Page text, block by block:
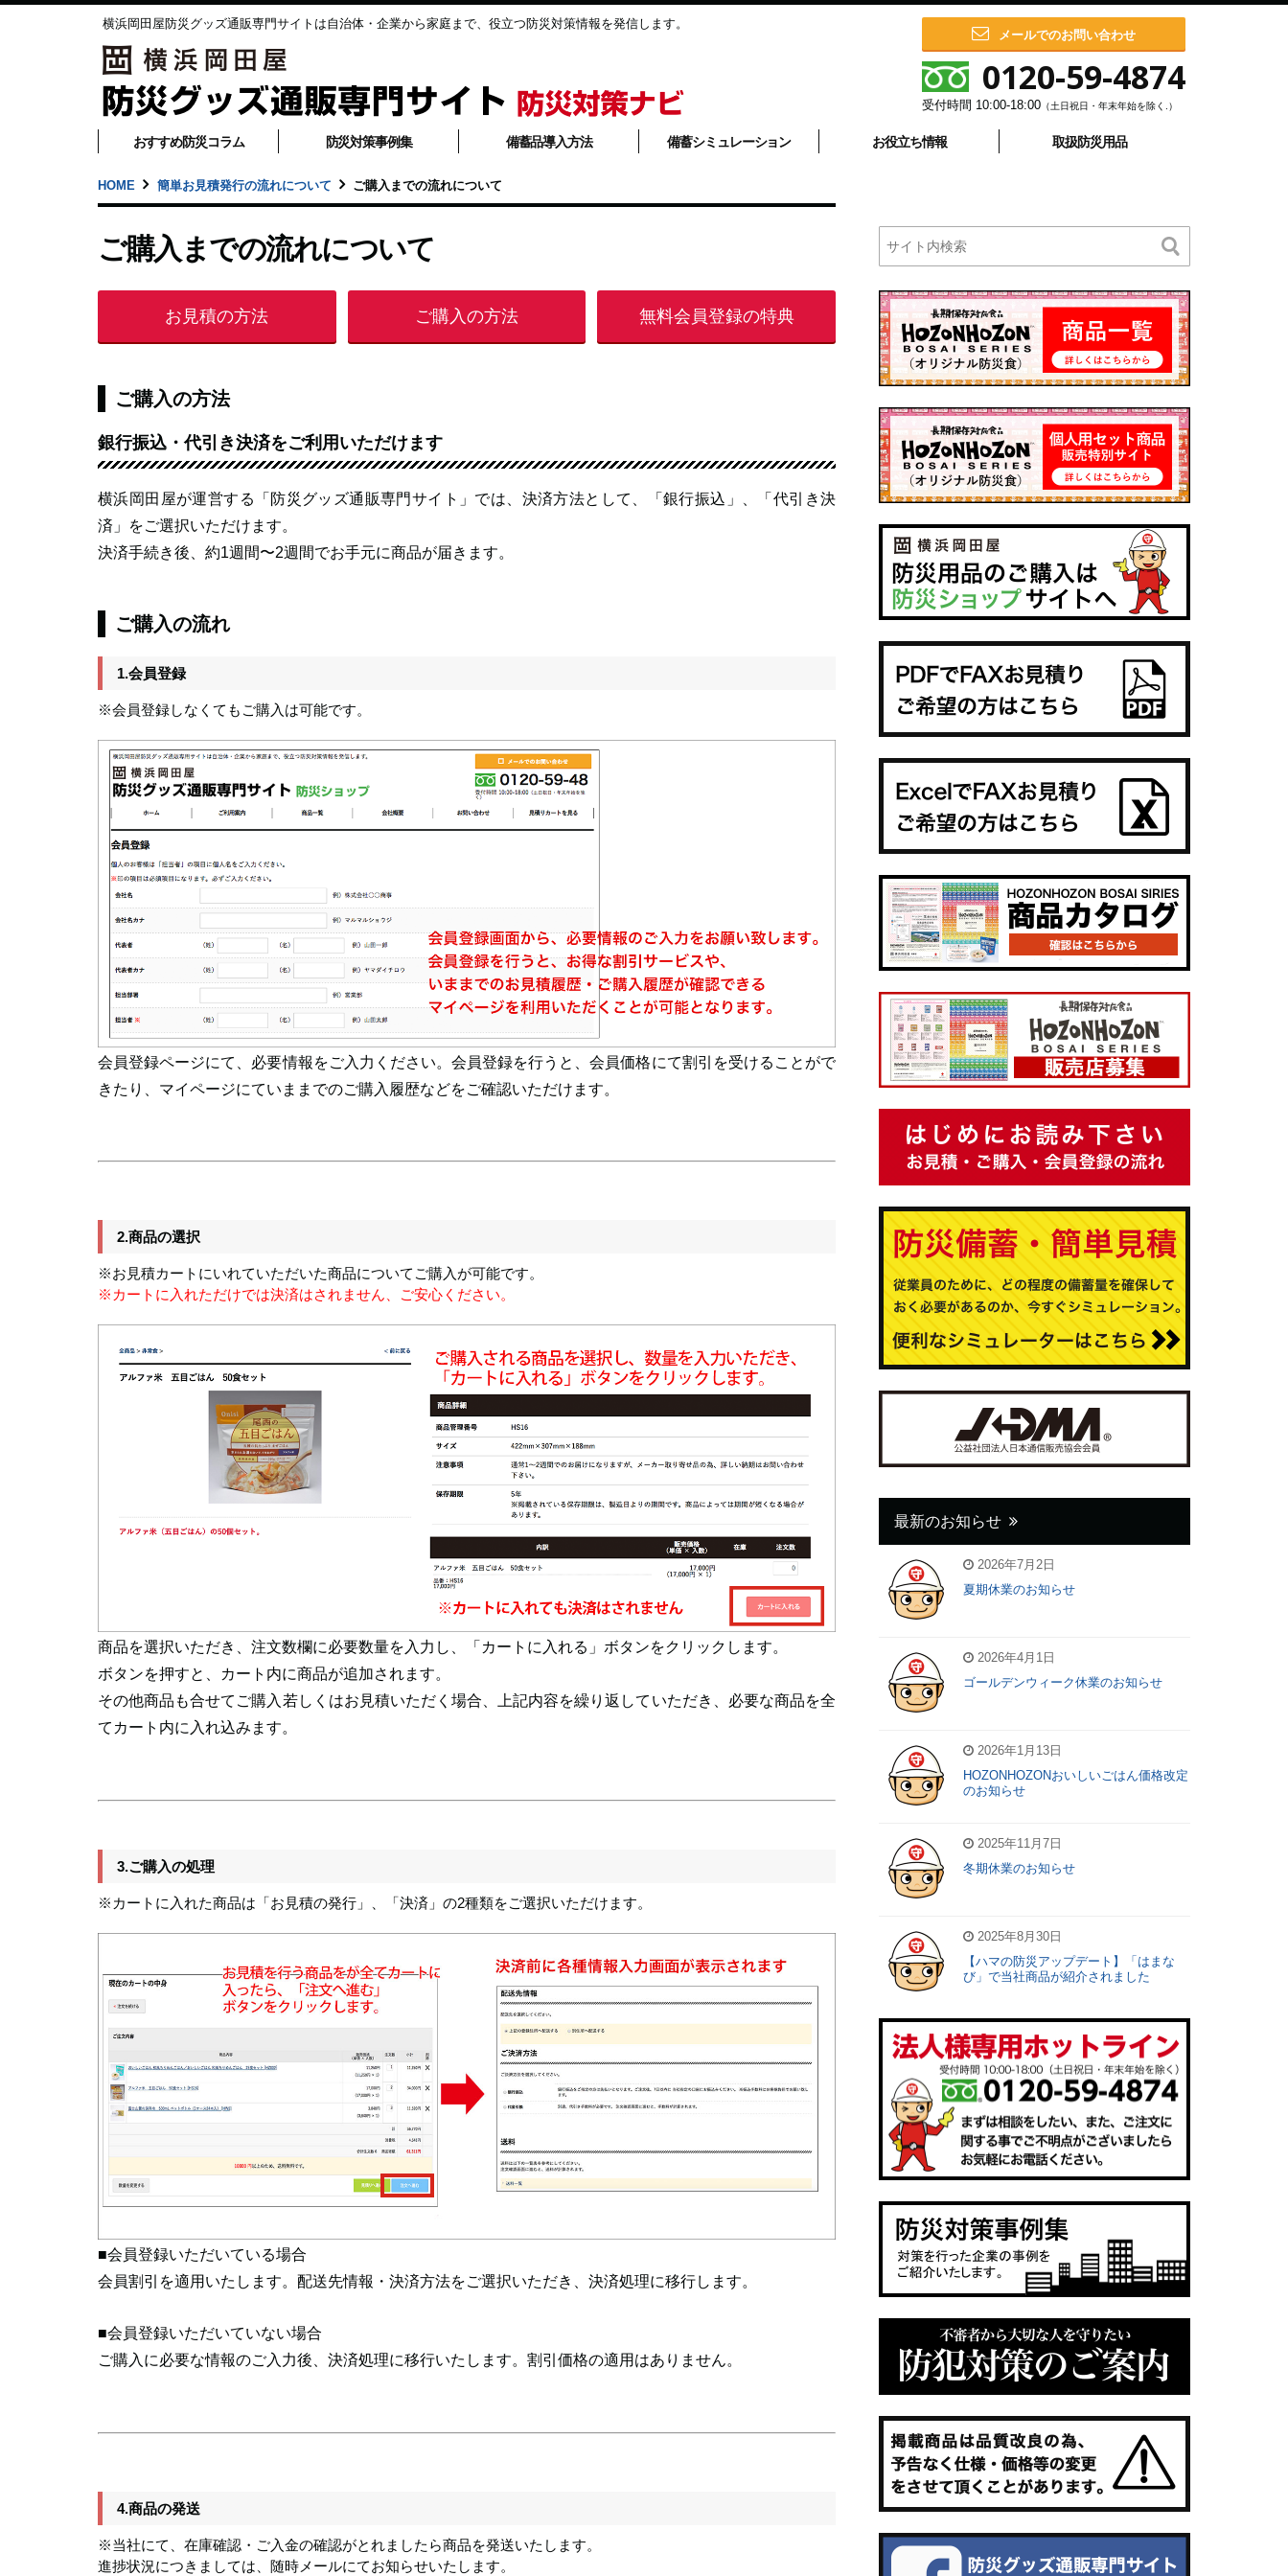
横浜岡田屋防災グッズ通販専門サイトは自治体・企業から家庭まで、役立つ防災対策情報を発信します。
メールでのお問い合わせ
0120-59-4874
受付時間 10:00-18:00 （土日祝日・年末年始を除く.）
おすすめ防災コラム 防災対策事例集 備蓄品導入方法 備蓄シミュレーション お役立ち情報 取扱防災用品
HOME 簡単お見積発行の流れについて ご購入までの流れについて
ご購入までの流れについて
お見積の方法 ご購入の方法 無料会員登録の特典
ご購入の方法
銀行振込・代引き決済をご利用いただけます
横浜岡田屋が運営する「防災グッズ通販専門サイト」では、決済方法として、「銀行振込」、「代引き決
済」をご選択いただけます。
決済手続き後、約1週間〜2週間でお手元に商品が届きます。
ご購入の流れ
1.会員登録
※会員登録しなくてもご購入は可能です。
会員登録ページにて、必要情報をご入力ください。会員登録を行うと、会員価格にて割引を受けることがで
きたり、マイページにていままでのご購入履歴などをご確認いただけます。
2.商品の選択
※お見積カートにいれていただいた商品についてご購入が可能です。
※カートに入れただけでは決済はされません、ご安心ください。
商品を選択いただき、注文数欄に必要数量を入力し、「カートに入れる」ボタンをクリックします。
ボタンを押すと、カート内に商品が追加されます。
その他商品も合せてご購入若しくはお見積いただく場合、上記内容を繰り返していただき、必要な商品を全
てカート内に入れ込みます。
3.ご購入の処理
※カートに入れた商品は「お見積の発行」、「決済」の2種類をご選択いただけます。
■会員登録いただいている場合
会員割引を適用いたします。配送先情報・決済方法をご選択いただき、決済処理に移行します。
■会員登録いただいていない場合
ご購入に必要な情報のご入力後、決済処理に移行いたします。割引価格の適用はありません。
4.商品の発送
※当社にて、在庫確認・ご入金の確認がとれましたら商品を発送いたします。
進捗状況につきましては、随時メールにてお知らせいたします。
最新のお知らせ
2026年7月2日
夏期休業のお知らせ
2026年4月1日
ゴールデンウィーク休業のお知らせ
2026年1月13日
HOZONHOZONおいしいごはん価格改定
のお知らせ
2025年11月7日
冬期休業のお知らせ
2025年8月30日
【ハマの防災アップデート】「はまな
び」で当社商品が紹介されました